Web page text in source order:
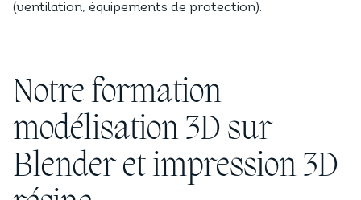
(ventilation, équipements de protection).
Notre formation
modélisation 3D sur
Blender et impression 3D